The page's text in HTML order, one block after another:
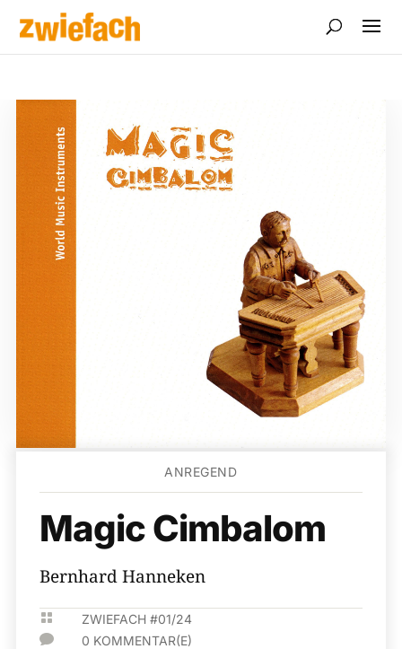
ANREGEND
Magic Cimbalom
Bernhard Hanneken
 ZWIEFACH #01/24
 0 KOMMENTAR(E)